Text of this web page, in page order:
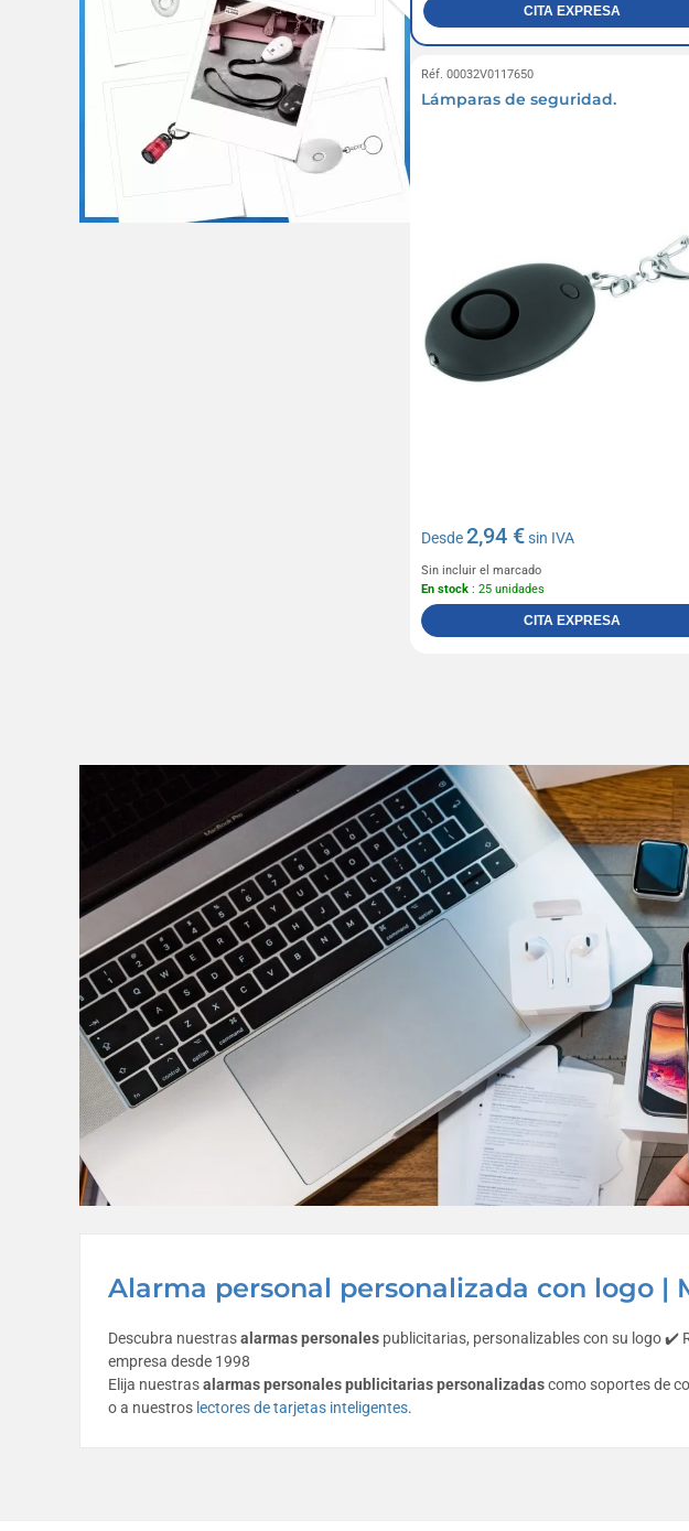
Alarma personal personalizada con logo |
Descubra nuestrasalarmas personales publicitarias, personalizables con su logo ✔️
empresa desde 1998
Elija nuestrasalarmas personales publicitarias personalizadascomo soportes de
o a nuestros lectores de tarjetas inteligentes.
CITA EXPRESA
Réf. 00032V0117650
Lámparas de seguridad.
Desde2,94 €sin IVA
Sin incluir el marcado
En stock : 25 unidades
CITA EXPRESA